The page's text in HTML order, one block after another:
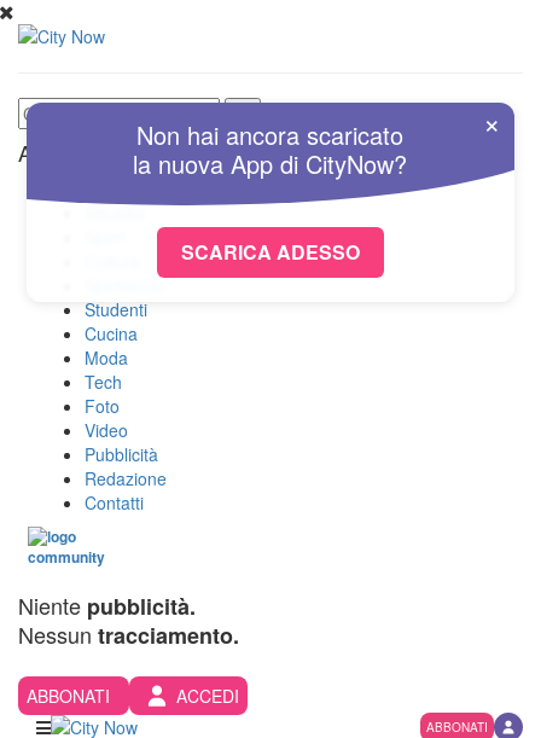
Altre Sezioni
Attualità
Spettacolo
Studenti
Cucina
Moda
Tech
Foto
Video
Pubblicità
Redazione
Contatti
Niente pubblicità.
Nessun tracciamento.
ABBONATI ACCEDI
ABBONATI
×
Non hai ancora scaricato
la nuovaApp di CityNow?
SCARICA ADESSO